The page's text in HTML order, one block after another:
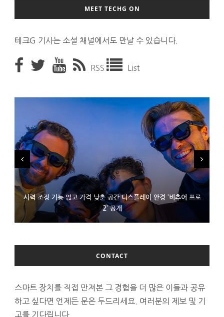
MEET TECHG ON
테크G 기사는 소셜 채널에서도 만날 수 있습니다.
RSS List
시력 조정 기능 얹고 가격 낮춘 공간 디스플레이 안경 ‘비추어 프로
2’ 공개
D램 부족에 10억달러어치 아이폰18 프로세서 패키징 대기 중
300~400달러 반지형 스피커 준비하는 오픈AI
CONTACT
스마트 장치를 직접 만져본 그 경험을 더 많은 이들과 공유
하고 싶다면 언제든 문은 두드리세요. 여러분의 제보 및 기
고를 기다립니다.